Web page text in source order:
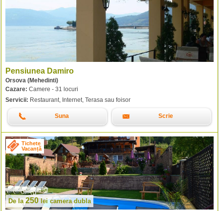
Pensiunea Damiro
Orsova (Mehedinti)
Cazare: Camere - 31 locuri
Servicii: Restaurant, Internet, Terasa sau foisor
Suna Scrie
Tichete
Vacanță
De la 250 leicamera dubla